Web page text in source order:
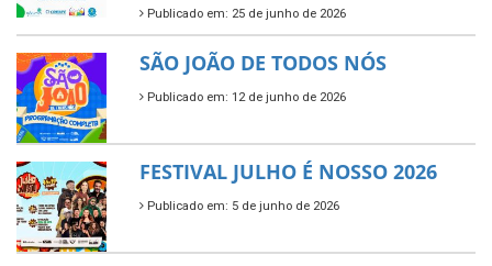
Publicado em: 25 de junho de 2026
SÃO JOÃO DE TODOS NÓS
Publicado em: 12 de junho de 2026
FESTIVAL JULHO É NOSSO 2026
Publicado em: 5 de junho de 2026